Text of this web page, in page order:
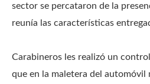
sector se percataron de la
reunía las características
Carabineros les realizó un
que en la maletera del automóvil